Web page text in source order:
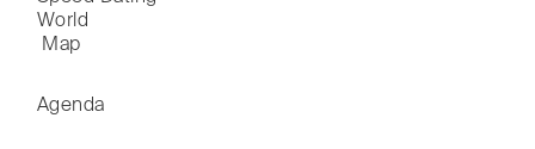
World
Map
Agenda